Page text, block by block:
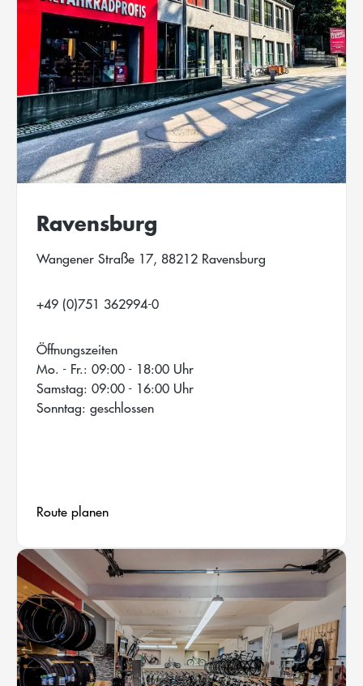
Ravensburg
Wangener Straße 17, 88212 Ravensburg
+49 (0)751 362994-0
Öffnungszeiten
Mo. - Fr.: 09:00 - 18:00 Uhr
Samstag: 09:00 - 16:00 Uhr
Sonntag: geschlossen
Route planen